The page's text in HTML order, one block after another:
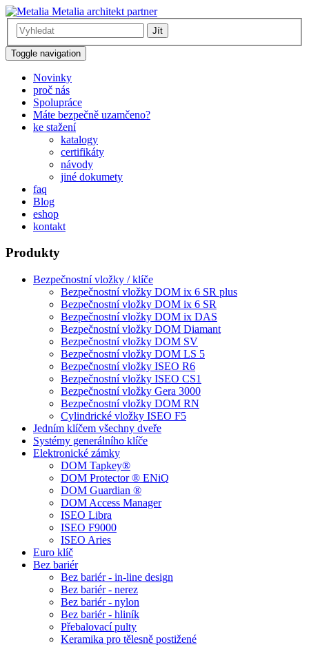
Metalia architekt partner
Jít
Toggle navigation
Novinky
proč nás
Spolupráce
Máte bezpečně uzamčeno?
ke stažení
katalogy
certifikáty
návody
jiné dokumety
faq
Blog
eshop
kontakt
Produkty
Bezpečnostní vložky / klíče
Bezpečnostní vložky DOM ix 6 SR plus
Bezpečnostní vložky DOM ix 6 SR
Bezpečnostní vložky DOM ix DAS
Bezpečnostní vložky DOM Diamant
Bezpečnostní vložky DOM SV
Bezpečnostní vložky DOM LS 5
Bezpečnostní vložky ISEO R6
Bezpečnostní vložky ISEO CS1
Bezpečnostní vložky Gera 3000
Bezpečnostní vložky DOM RN
Cylindrické vložky ISEO F5
Jedním klíčem všechny dveře
Systémy generálního klíče
Elektronické zámky
DOM Tapkey®
DOM Protector ® ENiQ
DOM Guardian ®
DOM Access Manager
ISEO Libra
ISEO F9000
ISEO Aries
Euro klíč
Bez bariér
Bez bariér - in-line design
Bez bariér - nerez
Bez bariér - nylon
Bez bariér - hliník
Přebalovací pulty
Keramika pro tělesně postižené